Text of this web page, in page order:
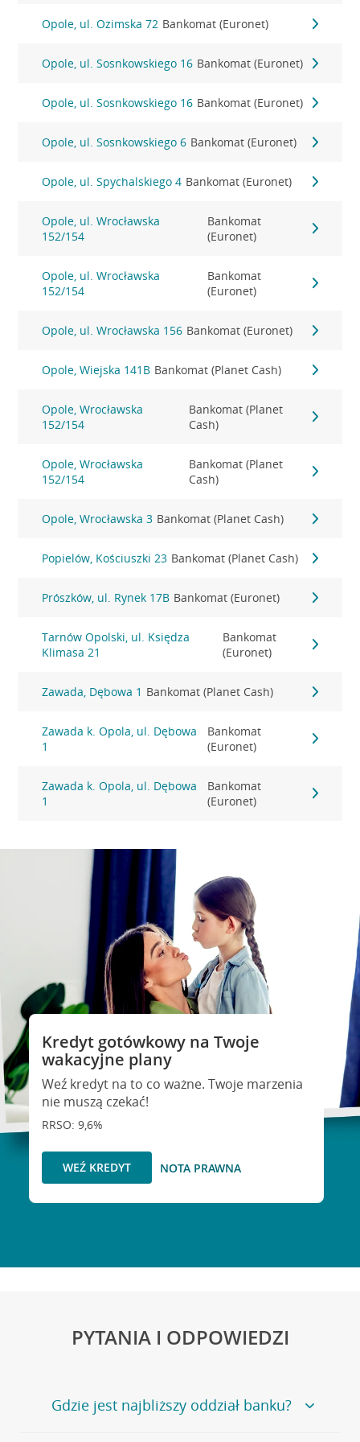
Opole, ul. Ozimska 72 Bankomat (Euronet)
Opole, ul. Sosnkowskiego 16 Bankomat (Euronet)
Opole, ul. Sosnkowskiego 16 Bankomat (Euronet)
Opole, ul. Sosnkowskiego 6 Bankomat (Euronet)
Opole, ul. Spychalskiego 4 Bankomat (Euronet)
Opole, ul. Wrocławska
152/154
Bankomat
(Euronet)
Opole, ul. Wrocławska
152/154
Bankomat
(Euronet)
Opole, ul. Wrocławska 156 Bankomat (Euronet)
Opole, Wiejska 141B Bankomat (Planet Cash)
Opole, Wrocławska
152/154
Bankomat (Planet
Cash)
Opole, Wrocławska
152/154
Bankomat (Planet
Cash)
Opole, Wrocławska 3 Bankomat (Planet Cash)
Popielów, Kościuszki 23 Bankomat (Planet Cash)
Prószków, ul. Rynek 17B Bankomat (Euronet)
Tarnów Opolski, ul. Księdza
Klimasa 21
Bankomat
(Euronet)
Zawada, Dębowa 1 Bankomat (Planet Cash)
Zawada k. Opola, ul. Dębowa
1
Bankomat
(Euronet)
Zawada k. Opola, ul. Dębowa
1
Bankomat
(Euronet)
Kredyt gotówkowy na Twoje
wakacyjne plany
Weź kredyt na to co ważne. Twoje marzenia
nie muszą czekać!
RRSO: 9,6%
WEŹ KREDYT NOTA PRAWNA
PYTANIA I ODPOWIEDZI
Gdzie jest najbliższy oddział banku?